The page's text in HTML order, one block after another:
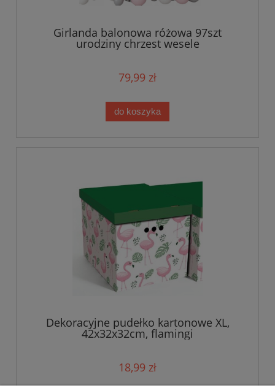
Girlanda balonowa różowa 97szt
urodziny chrzest wesele
79,99 zł
do koszyka
Dekoracyjne pudełko kartonowe XL,
42x32x32cm, flamingi
18,99 zł